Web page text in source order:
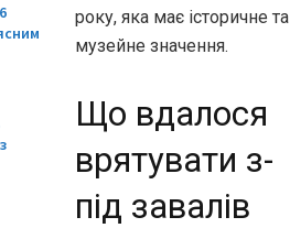
року, яка має історичне та
музейне значення.
Що вдалося
врятувати з-
під завалів